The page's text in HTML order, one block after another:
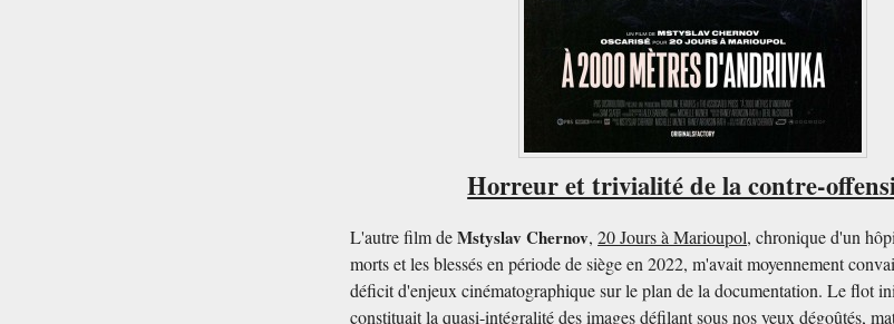
Horreur et trivialité de la contre-
L'autre film deMstyslav Chernov,20 Jours à Marioupol, chronique d'un
morts et les blessés en période de siège en 2022, m'avait moyennement
déficit d'enjeux cinématographique sur le plan de la documentation. Le flot
constituait la quasi-intégralité des images défilant sous nos yeux dégoûtés,